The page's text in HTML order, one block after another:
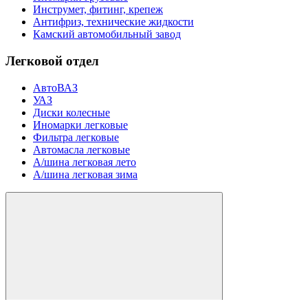
Инструмет, фитинг, крепеж
Антифриз, технические жидкости
Камский автомобильный завод
Легковой отдел
АвтоВАЗ
УАЗ
Диски колесные
Иномарки легковые
Фильтра легковые
Автомасла легковые
А/шина легковая лето
А/шина легковая зима